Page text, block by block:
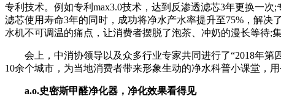
专利技术。例如专利max3.0技术，达到反渗透滤芯3年更换一次
滤芯使用寿命3年的同时，成功将净水产水率提升至75%，解
水机不可调温的痛点，让消费者摆脱了泡茶、冲奶的漫长等待;
会上，中消协领导以及众多行业专家共同进行了“2018年第
10余个城市，为当地消费者带来形象生动的净水科普小课堂，
a.o.史密斯甲醛净化器，净化效果看得见